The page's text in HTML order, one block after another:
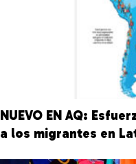
NUEVO EN AQ:
a los migrantes en